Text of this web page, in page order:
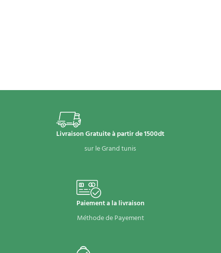
Livraison Gratuite à partir de 1500dt
sur le Grand tunis
Paiement a la livraison
Méthode de Payement